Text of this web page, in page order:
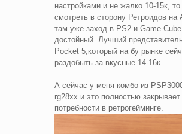
настройками и не жалко 10-15к,
смотреть в сторону Ретроидов на
там уже заход в PS2 и Game Cube
достойный. Лучший
Pocket 5,который на бу рынке
раздобыть за вкусные 14-16к.
А сейчас у меня комбо из
rg28xx и это полностью
потребности в ретрогейминге.